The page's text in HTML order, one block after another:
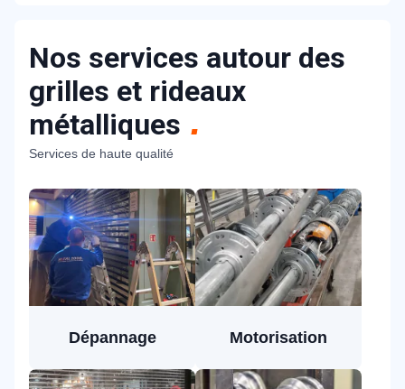
Nos services autour des
grilles et rideaux
métalliques
Services de haute qualité
Dépannage Motorisation